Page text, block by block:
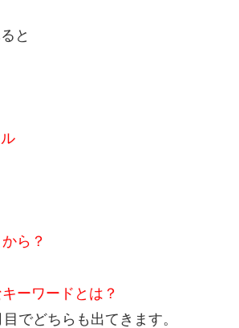
と
ら？
ーワードとは？
でどちらも出てきます。